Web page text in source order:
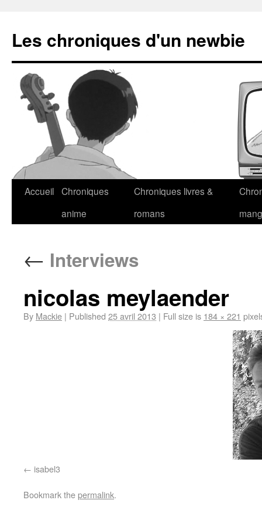
Les chroniques d'un newbie
Accueil Chroniques
anime
Chroniques livres &
romans
← Interviews
nicolas meylaender
By Mackie | Published 25 avril 2013 | Full size is 184 × 221
isabel3
Bookmark thepermalink.